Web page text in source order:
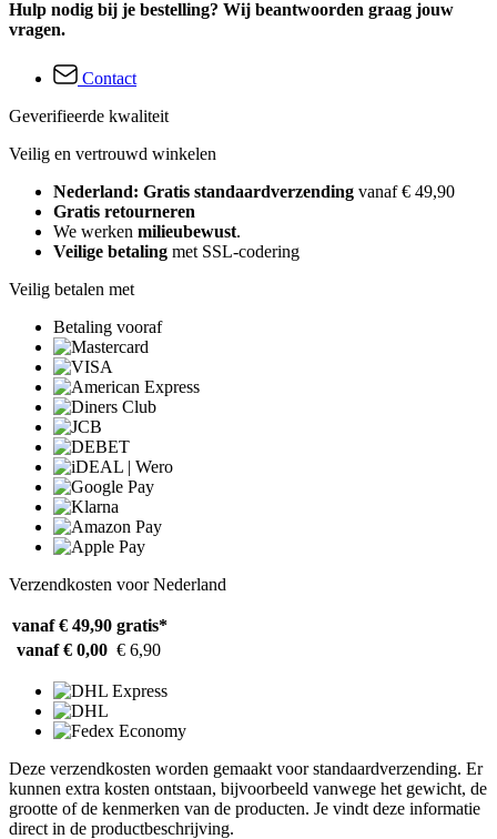
Hulp nodig bij je bestelling? Wij beantwoorden graag jouw
vragen.
Contact
Geverifieerde kwaliteit
Veilig en vertrouwd winkelen
Nederland: Gratis standaardverzending vanaf € 49,90
Gratis retourneren
We werken milieubewust.
Veilige betaling met SSL-codering
Veilig betalen met
Betaling vooraf
Verzendkosten voor Nederland
vanaf € 49,90 gratis*
vanaf € 0,00 € 6,90
Deze verzendkosten worden gemaakt voor standaardverzending. Er
kunnen extra kosten ontstaan, bijvoorbeeld vanwege het gewicht, de
grootte of de kenmerken van de producten. Je vindt deze informatie
direct in de productbeschrijving.